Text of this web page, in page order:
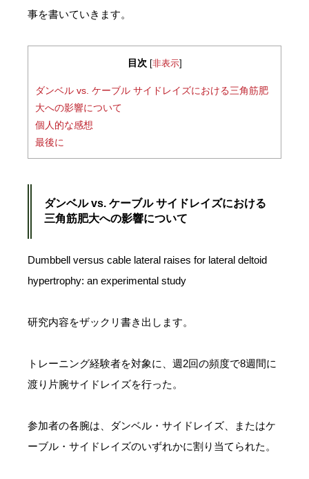
事を書いていきます。
目次 [非表示]
ダンベル vs. ケーブル サイドレイズにおける三角筋肥
大への影響について
個人的な感想
最後に
ダンベル vs. ケーブル サイドレイズにおける
三角筋肥大への影響について
Dumbbell versus cable lateral raises for lateral deltoid
hypertrophy: an experimental study
研究内容をザックリ書き出します。
トレーニング経験者を対象に、週2回の頻度で8週間に
渡り片腕サイドレイズを行った。
参加者の各腕は、ダンベル・サイドレイズ、またはケ
ーブル・サイドレイズのいずれかに割り当てられた。